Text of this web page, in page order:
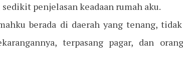
penjelasan keadaan rumah aku.
berada di daerah yang tenang,
terpasang pagar, dan